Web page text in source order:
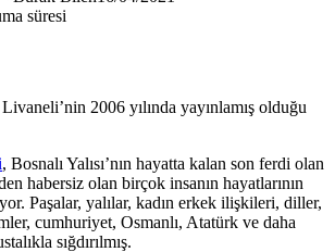
süresi
2006 yılında yayınlamış olduğu
, Bosnalı Yalısı’nın hayatta kalan son ferdi olan
habersiz olan birçok insanın hayatlarının
Paşalar, yalılar, kadın erkek ilişkileri, diller,
cumhuriyet, Osmanlı, Atatürk ve daha
sığdırılmış.